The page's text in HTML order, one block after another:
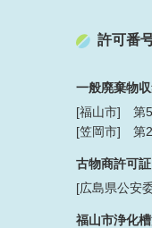
許可番
一般廃棄物
[福山市] 第
[笠岡市] 第
古物商許可証
[広島県公安
福山市浄化